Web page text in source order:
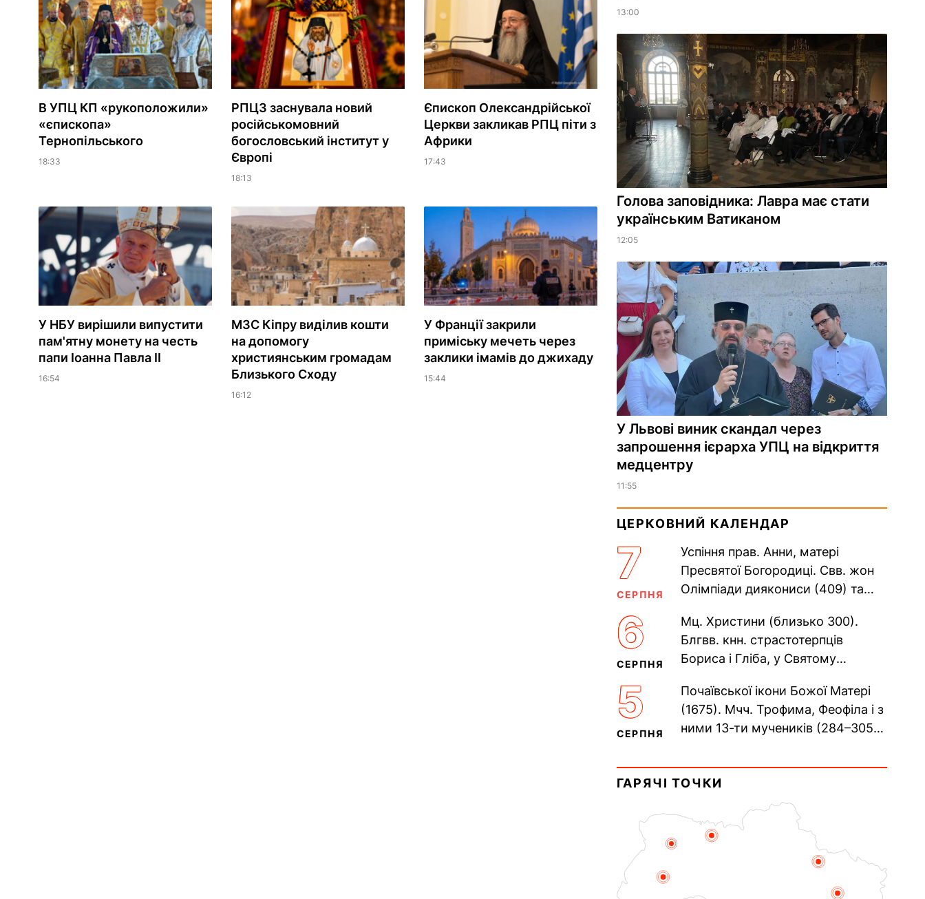
В УПЦ КП «рукоположили»
«єпископа»
Тернопільського
18:33
РПЦЗ заснувала новий
російськомовний
богословський інститут у
Європі
18:13
Єпископ Олександрійської
Церкви закликав РПЦ піти з
Африки
17:43
У НБУ вирішили випустити
пам'ятну монету на честь
папи Іоанна Павла II
16:54
МЗС Кіпру виділив кошти
на допомогу
християнським громадам
Близького Сходу
16:12
У Франції закрили
приміську мечеть через
заклики імамів до джихаду
15:44
13:00
Голова заповідника: Лавра має стати
українським Ватиканом
12:05
У Львові виник скандал через
запрошення ієрарха УПЦ на відкриття
медцентру
11:55
ЦЕРКОВНИЙ КАЛЕНДАР
7
СЕРПНЯ
Успіння прав. Анни, матері
Пресвятої Богородиці. Свв. жон
Олімпіади диякониси (409) та
Пам’ять V Вселенського...
6
СЕРПНЯ
Мц. Христини (близько 300).
Блгвв. кнн. страстотерпців
Бориса і Гліба, у Святому
Прп. Полікарпа, архімандрита...
5
СЕРПНЯ
Почаївської ікони Божої Матері
(1675). Мчч. Трофима, Феофіла і з
ними 13-ти мучеників (284–305).
Равенійського (близько 75)....
ГАРЯЧІ ТОЧКИ